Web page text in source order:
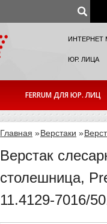
ИНТЕРНЕТ
ЮР. ЛИЦА
FERRUM ДЛЯ ЮР. ЛИЦ
Главная »Верстаки »
Верстак
столешница,
11.4129-7016/